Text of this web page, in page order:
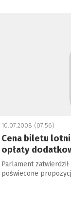
10.07.2008 (07:56)
Cena biletu
opłaty
Parlament
poświecone